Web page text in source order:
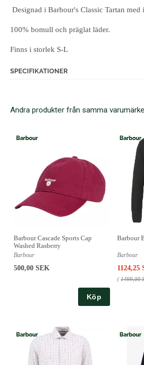
Designad i Barbour's Classic Tartan med
100% bomull och präglat läder.
Finns i storlek S-L
SPECIFIKATIONER
Andra produkter från samma varumärke
Barbour Cascade Sports Cap
Washed Rasberry
Barbour
500,00 SEK
Köp
Barbour
Barbour
1124,25
( 1499,00